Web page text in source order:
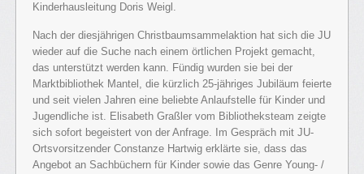
Kinderhausleitung Doris Weigl.
Nach der diesjährigen Christbaumsammelaktion hat sich die JU
wieder auf die Suche nach einem örtlichen Projekt gemacht,
das unterstützt werden kann. Fündig wurden sie bei der
Marktbibliothek Mantel, die kürzlich 25-jähriges Jubiläum feierte
und seit vielen Jahren eine beliebte Anlaufstelle für Kinder und
Jugendliche ist. Elisabeth Graßler vom Bibliotheksteam zeigte
sich sofort begeistert von der Anfrage. Im Gespräch mit JU-
Ortsvorsitzender Constanze Hartwig erklärte sie, dass das
Angebot an Sachbüchern für Kinder sowie das Genre Young- /